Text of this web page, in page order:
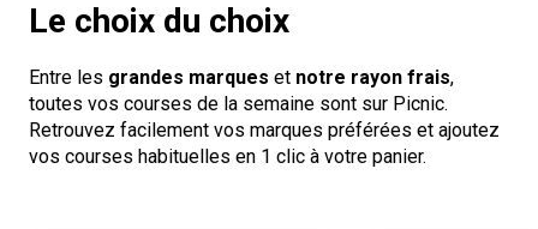
Le choix du choix
Entre les grandes marques et notre rayon frais,
toutes vos courses de la semaine sont sur Picnic.
Retrouvez facilement vos marques préférées et ajoutez
vos courses habituelles en 1 clic à votre panier.